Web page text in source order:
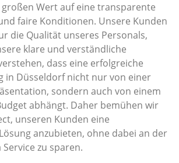
Wert auf eine transparente
faire Konditionen. Unsere Kunden
die Qualität unseres Personals,
klare und verständliche
dass eine erfolgreiche
in Düsseldorf nicht nur von einer
sondern auch von einem
abhängt. Daher bemühen wir
unseren Kunden eine
anzubieten, ohne dabei an der
zu sparen.